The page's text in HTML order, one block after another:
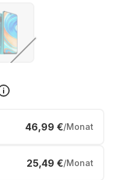
46,99 €/Monat
25,49 €/Monat